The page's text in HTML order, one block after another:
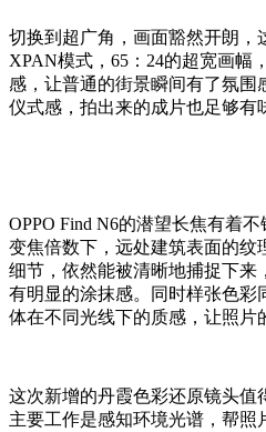
切换到超广角，画面豁然开朗，
XPAN模式， 65：24的超宽画幅
感，让普通的街景瞬间有了氛围
仪式感，拍出来的成片也足够有
OPPO Find N6的潜望长焦有着不
变焦倍数下，远处建筑表面的纹
细节，依然能被清晰地捕捉下来
有明显的涂抹感。同时样张色彩
体在不同光线下的质感，让照片
这次新增的丹霞色彩还原镜头值
主要工作是感知环境光谱，帮照